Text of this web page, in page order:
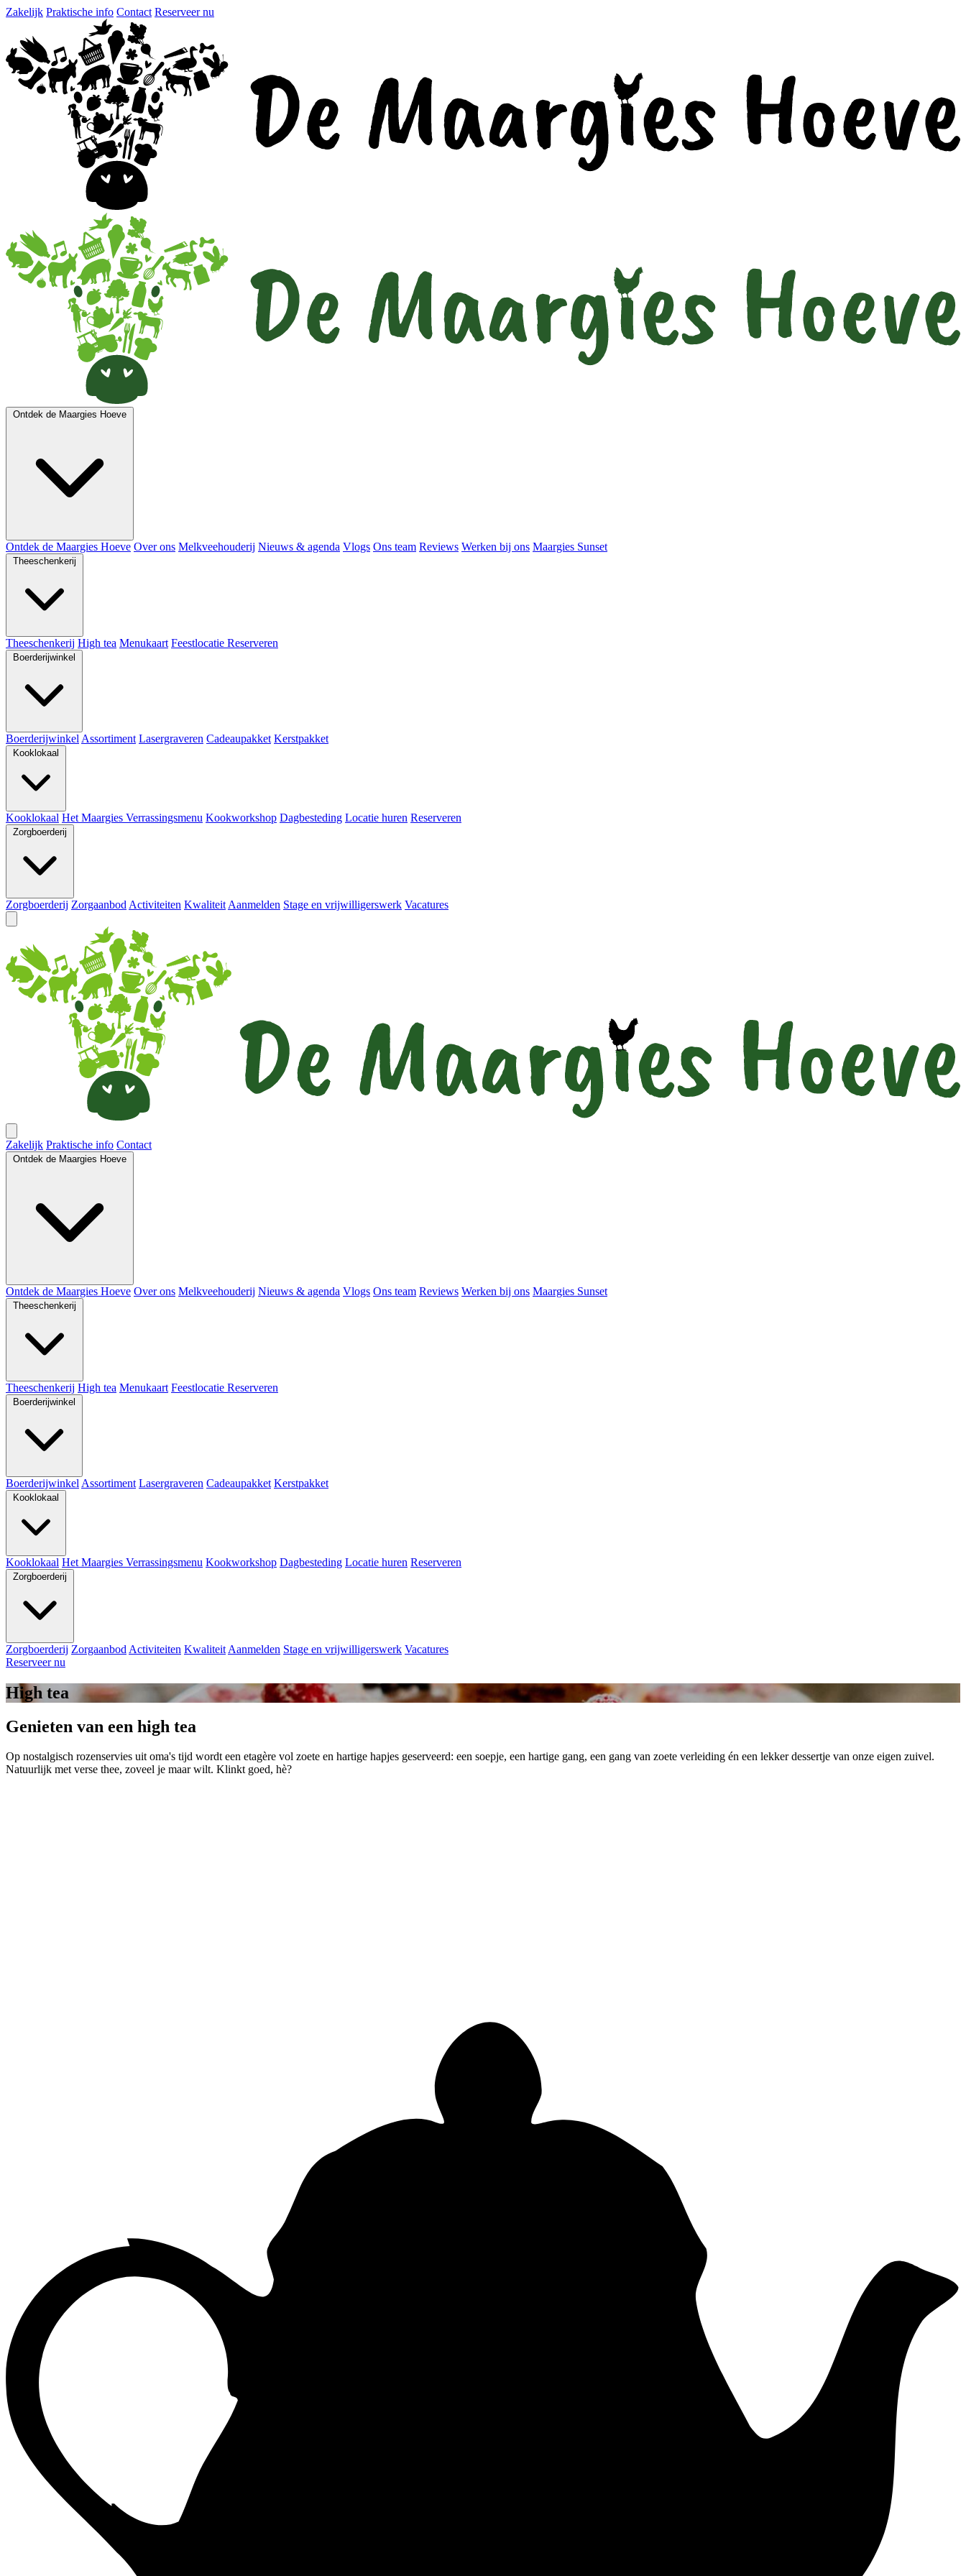
Zakelijk Praktische info Contact Reserveer nu
Ontdek de Maargies Hoeve
Ontdek de Maargies Hoeve Over ons Melkveehouderij Nieuws & agenda Vlogs Ons team Reviews Werken bij ons Maargies Sunset
Theeschenkerij
Theeschenkerij High tea Menukaart Feestlocatie Reserveren
Boerderijwinkel
Boerderijwinkel Assortiment Lasergraveren Cadeaupakket Kerstpakket
Kooklokaal
Kooklokaal Het Maargies Verrassingsmenu Kookworkshop Dagbesteding Locatie huren Reserveren
Zorgboerderij
Zorgboerderij Zorgaanbod Activiteiten Kwaliteit Aanmelden Stage en vrijwilligerswerk Vacatures
Zakelijk Praktische info Contact
Ontdek de Maargies Hoeve
Ontdek de Maargies Hoeve Over ons Melkveehouderij Nieuws & agenda Vlogs Ons team Reviews Werken bij ons Maargies Sunset
Theeschenkerij
Theeschenkerij High tea Menukaart Feestlocatie Reserveren
Boerderijwinkel
Boerderijwinkel Assortiment Lasergraveren Cadeaupakket Kerstpakket
Kooklokaal
Kooklokaal Het Maargies Verrassingsmenu Kookworkshop Dagbesteding Locatie huren Reserveren
Zorgboerderij
Zorgboerderij Zorgaanbod Activiteiten Kwaliteit Aanmelden Stage en vrijwilligerswerk Vacatures
Reserveer nu
High tea
Genieten van een high tea
Op nostalgisch rozenservies uit oma's tijd wordt een etagère vol zoete en hartige hapjes geserveerd: een soepje, een hartige gang, een gang van zoete verleiding én een lekker dessertje van onze eigen zuivel.
Natuurlijk met verse thee, zoveel je maar wilt. Klinkt goed, hè?